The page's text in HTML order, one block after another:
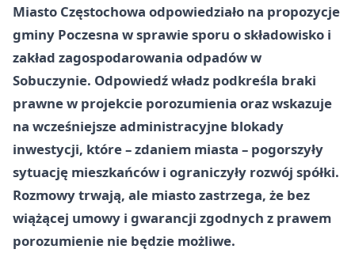
Miasto Częstochowa odpowiedziało na propozycje
gminy Poczesna w sprawie sporu o składowisko i
zakład zagospodarowania odpadów w
Sobuczynie. Odpowiedź władz podkreśla braki
prawne w projekcie porozumienia oraz wskazuje
na wcześniejsze administracyjne blokady
inwestycji, które – zdaniem miasta – pogorszyły
sytuację mieszkańców i ograniczyły rozwój spółki.
Rozmowy trwają, ale miasto zastrzega, że bez
wiążącej umowy i gwarancji zgodnych z prawem
porozumienie nie będzie możliwe.